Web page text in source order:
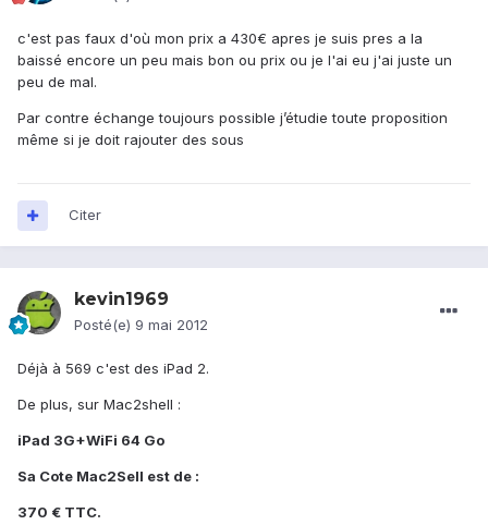
c'est pas faux d'où mon prix a 430€ apres je suis pres a la
baissé encore un peu mais bon ou prix ou je l'ai eu j'ai juste un
peu de mal.
Par contre échange toujours possible j’étudie toute proposition
même si je doit rajouter des sous
Citer
kevin1969
Posté(e) 9 mai 2012
Déjà à 569 c'est des iPad 2.
De plus, sur Mac2shell :
iPad 3G+WiFi 64 Go
Sa Cote Mac2Sell est de :
370 € TTC.